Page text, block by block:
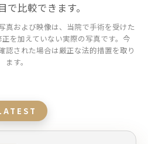
で比較できます。
真および映像は、当院で手術を受けた
を加えていない実際の写真です。今
認された場合は厳正な法的措置を取り
ます。